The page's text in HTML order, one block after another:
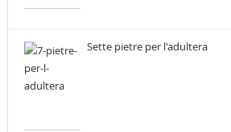
Sette pietre per l'adultera